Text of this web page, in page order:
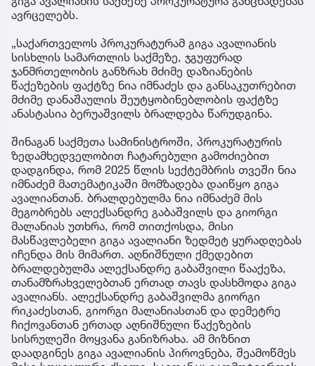
ავრცელებს.
„საქართველოს პროკურატურამ გიგა ავალიანის
სისხლის სამართლის საქმეზე, ჯგუფურად
ჯანმრთელობის განზრახ მძიმე დაზიანების
წაქეზების ფაქტზე ნია იმნაძეს და განსაკუთრებით
მძიმე დანაშაულის შეუტყობინებლობის ფაქტზე
ანასტასია ბერუაშვილს ბრალდება წარუდგინა.
შინაგან საქმეთა სამინისტროში, პროკურატურის
ზედამხედველობით ჩატარებული გამოძიებით
დადგინდა, რომ 2025 წლის სექტემბრის თვეში ნია
იმნაძემ მათემატიკაში მომზადება დაიწყო გიგა
ავალიანთან. ბრალდებულმა ნია იმნაძემ მის
მეგობრებს ალექსანდრე გაბაშვილს და გიორგი
მალანიას უთხრა, რომ თითქოსდა, მისი
მასწავლებელი გიგა ავალიანი ზედმეტ ყურადღებას
იჩენდა მის მიმართ. აღნიშნული ქმედებით
ბრალდებულმა ალექსანდრე გაბაშვილი წააქეზა,
თანამზრახველებთან ერთად თავს დასხმოდა გიგა
ავალიანს. ალექსანდრე გაბაშვილმა გიორგი
რიკაძესთან, გიორგი მალანიასთან და დემეტრე
ჩიქოვანთან ერთად აღნიშნული წაქეზების
სისრულეში მოყვანა განიზრახა. ამ მიზნით
დაადგინეს გიგა ავალიანის პიროვნება, შეამოწმეს